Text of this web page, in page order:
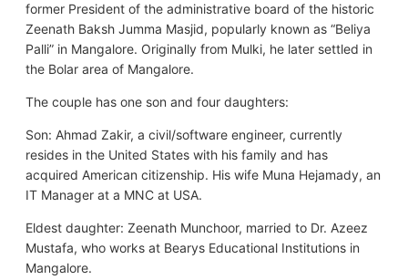
former President of the administrative board of the historic
Zeenath Baksh Jumma Masjid, popularly known as “Beliya
Palli” in Mangalore. Originally from Mulki, he later settled in
the Bolar area of Mangalore.
The couple has one son and four daughters:
Son: Ahmad Zakir, a civil/software engineer, currently
resides in the United States with his family and has
acquired American citizenship. His wife Muna Hejamady, an
IT Manager at a MNC at USA.
Eldest daughter: Zeenath Munchoor, married to Dr. Azeez
Mustafa, who works at Bearys Educational Institutions in
Mangalore.